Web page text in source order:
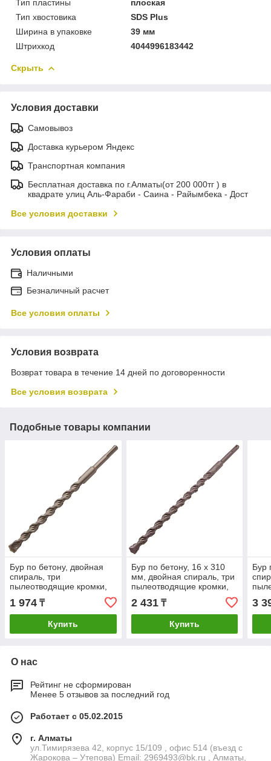
Тип пластины
плоская
Тип хвостовика
SDS Plus
Ширина в упаковке
39 мм
Штрихкод
4044996183442
Скрыть
Условия доставки
Самовывоз
Доставка курьером Яндекс
Транспортная компания
Бесплатная доставка по г.Алматы(от 200 000тг ) в
квадрате улиц Аль-Фараби - Саина - Райымбека - Дост
Все условия доставки
Условия оплаты
Наличными
Безналичный расчет
Все условия оплаты
Условия возврата
Возврат товара в течение 14 дней по договоренности
Все условия возврата
Подобные товары компании
Бур по бетону, двойная
спираль, три
пылеотводящие кромки,
16 x 260 мм DENZEL
1 974 ₸
Купить
Бур по бетону, 16 x 310
мм, двойная спираль, три
пылеотводящие кромки,
DENZEL
2 431₸
Купить
Бур
3
О нас
Рейтинг не сформирован
Менее 5 отзывов за последний год
Работает с 05.02.2015
г. Алматы
ул.Тимирязева 42, корпус 15/109 , офис 514 (въезд с
Жарокова – Утепова) Email: 2969493@bk.ru , Алматы,